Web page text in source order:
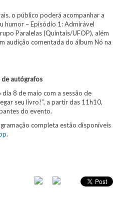
o público poderá acompanhar a
humor – Episódio 1: Admirável
Paralelas (Quintais/UFOP), além
audição comentada do álbum Nó na
de autógrafos
8 de maio com a sessão de
seu livro!”, a partir das 11h10,
do evento.
completa estão disponíveis
.